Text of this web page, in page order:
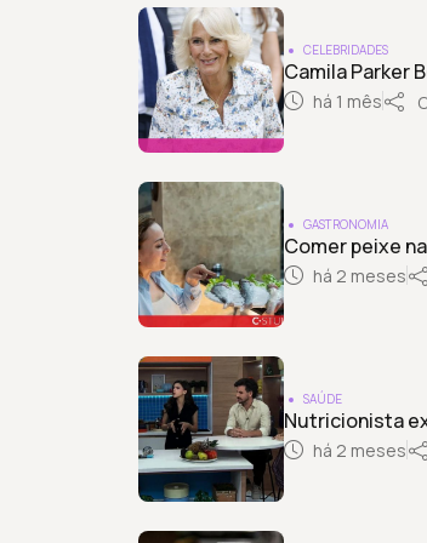
CELEBRIDADES
Camila Parker
há 1 mês
GASTRONOMIA
Comer peixe
há 2 meses
SAÚDE
Nutricionista
há 2 meses